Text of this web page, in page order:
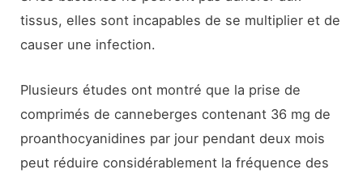
tissus, elles sont incapables de se multiplier et de
causer une infection.
Plusieurs études ont montré que la prise de
comprimés de canneberges contenant 36 mg de
proanthocyanidines par jour pendant deux mois
peut réduire considérablement la fréquence des